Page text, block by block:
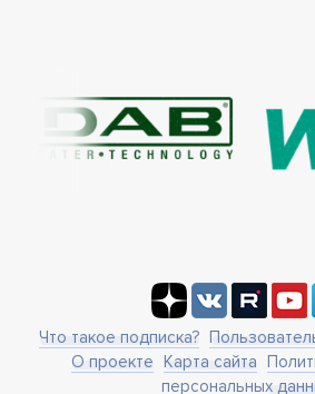
Что такое подписка?
О проекте Карта сайта
персональных